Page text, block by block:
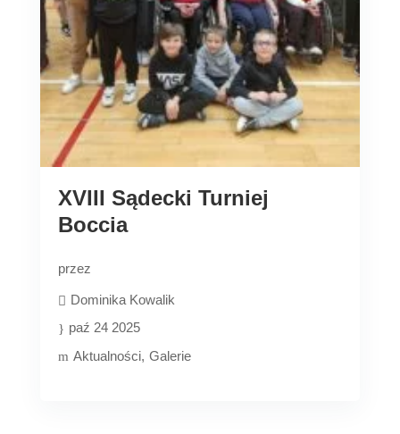
XVIII Sądecki Turniej
Boccia
przez
Dominika Kowalik
paź 24 2025
Aktualności Galerie